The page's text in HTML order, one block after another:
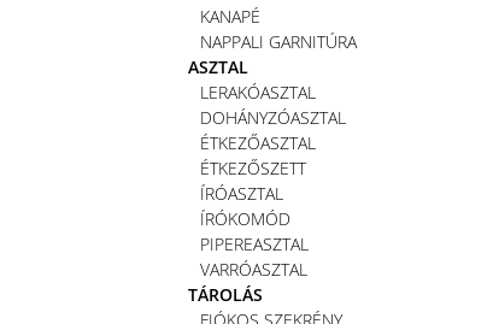
KANAPÉ
NAPPALI GARNITÚRA
ASZTAL
LERAKÓASZTAL
DOHÁNYZÓASZTAL
ÉTKEZŐASZTAL
ÉTKEZŐSZETT
ÍRÓASZTAL
ÍRÓKOMÓD
PIPEREASZTAL
VARRÓASZTAL
TÁROLÁS
FIÓKOS SZEKRÉNY